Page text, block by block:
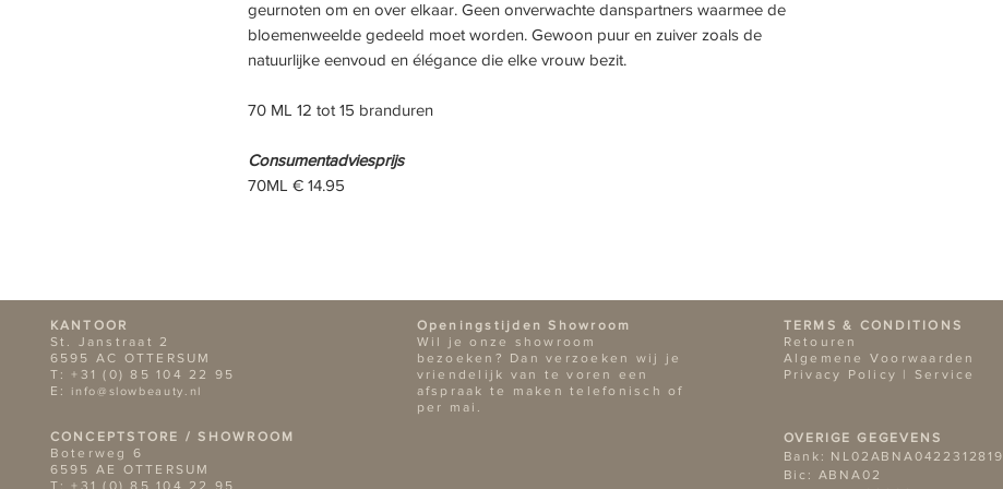
geurnoten om en over elkaar. Geen onverwachte danspartners waarmee de
bloemenweelde gedeeld moet worden. Gewoon puur en zuiver zoals de
natuurlijke eenvoud en élégance die elke vrouw bezit.
70 ML 12 tot 15 branduren
Consumentadviesprijs
70ML € 14.95
KANTOOR
St. Janstraat 2
6595 AC OTTERSUM
T: +31 (0) 85 104 22 95
E:
info@slowbeauty.nl
CONCEPTSTORE / SHOWROOM
Boterweg 6
6595 AE OTTERSUM
Openingstijden Showroom
Wil je onze showroom
bezoeken? Dan verzoeken wij je
vriendelijk van te voren een
afspraak te maken telefonisch of
per mai.
TERMS & CONDITIONS
Retouren
Algemene Voorwaarden
Privacy Policy | Service
OVERIGE GEGEVENS
Bank: NL02ABNA0422312819
Bic: ABNA02